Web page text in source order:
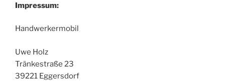
Impressum:
Handwerkermobil
Uwe Holz
Tränkestraße 23
39221 Eggersdorf